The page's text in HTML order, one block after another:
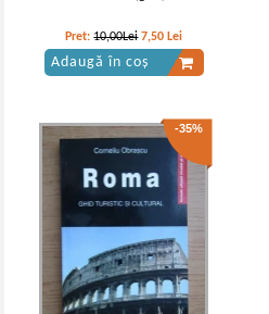
Pret:10,00Lei 7,50 Lei
Adaugă în coș
-35%